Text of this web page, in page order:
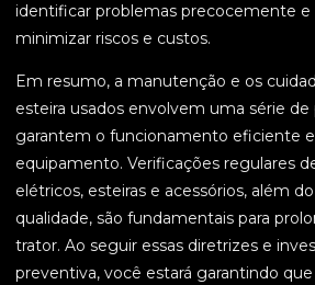
identificar problemas precocemente e
minimizar riscos e custos.
Em resumo, a manutenção e os
esteira usados envolvem uma série de
garantem o funcionamento eficiente
equipamento. Verificações regulares
elétricos, esteiras e acessórios, além
qualidade, são fundamentais para
trator. Ao seguir essas diretrizes e
preventiva, você estará garantindo